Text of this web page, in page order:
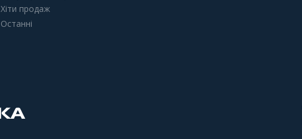
Хіти продаж
Останні